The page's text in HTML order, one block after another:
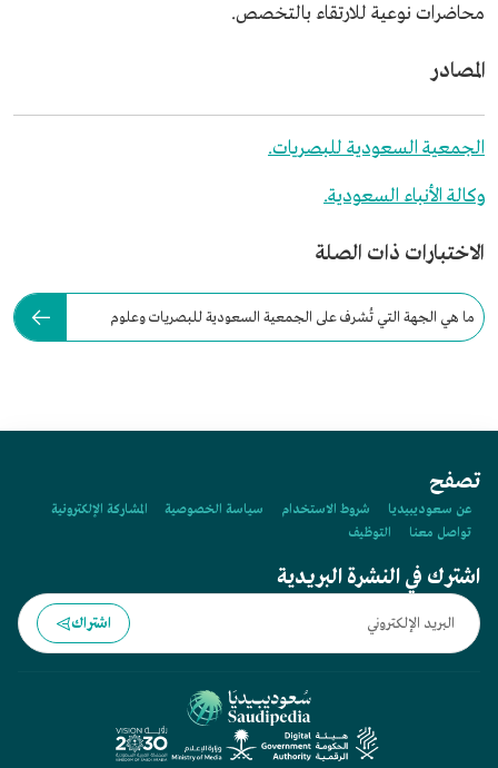
محاضرات نوعية للارتقاء بالتخصص.
المصادر
الجمعية السعودية للبصريات.
وكالة الأنباء السعودية.
الاختبارات ذات الصلة
ما هي الجهة التي تُشرف على الجمعية السعودية للبصريات وعلوم
تصفح
عن سعوديبيديا شروط الاستخدام سياسة الخصوصية
المشاركة الإلكترونية
تواصل معنا
التوظيف
اشترك في النشرة البريدية
اشتراك